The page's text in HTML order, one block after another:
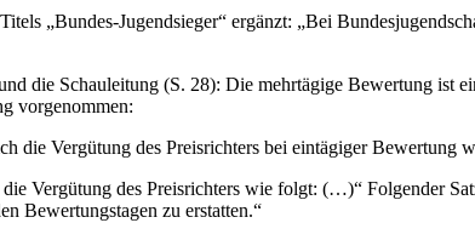
„Bundes-Jugendsieger“ ergänzt: „Bei
die Schauleitung (S. 28): Die mehrtägige Bewertung
vorgenommen:
die Vergütung des Preisrichters bei eintägiger
Vergütung des Preisrichters wie folgt: (…)“ Folgender
Bewertungstagen zu erstatten.“